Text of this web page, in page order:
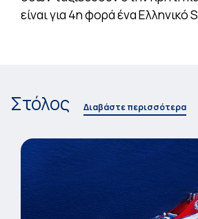
είναι για 4η φορά ένα Ελληνικό
Στόλος Διαβάστε περισσότερα